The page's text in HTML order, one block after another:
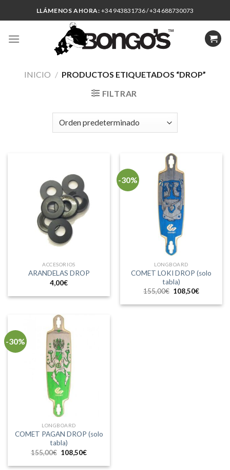
to
LLÁMENOS AHORA:+34 943831736 / +34 688730073
INICIO / PRODUCTOS ETIQUETADOS “DROP”
FILTRAR
ACCESORIOS
ARANDELAS DROP
4,00€
-30%
LONGBOARD
COMET LOKI DROP (solo
tabla)
155,00€ El
precio
original
108,50€El
actual
-30%
LONGBOARD
COMET PAGAN DROP (solo
tabla)
155,00€ El
precio
original
108,50€El
actual